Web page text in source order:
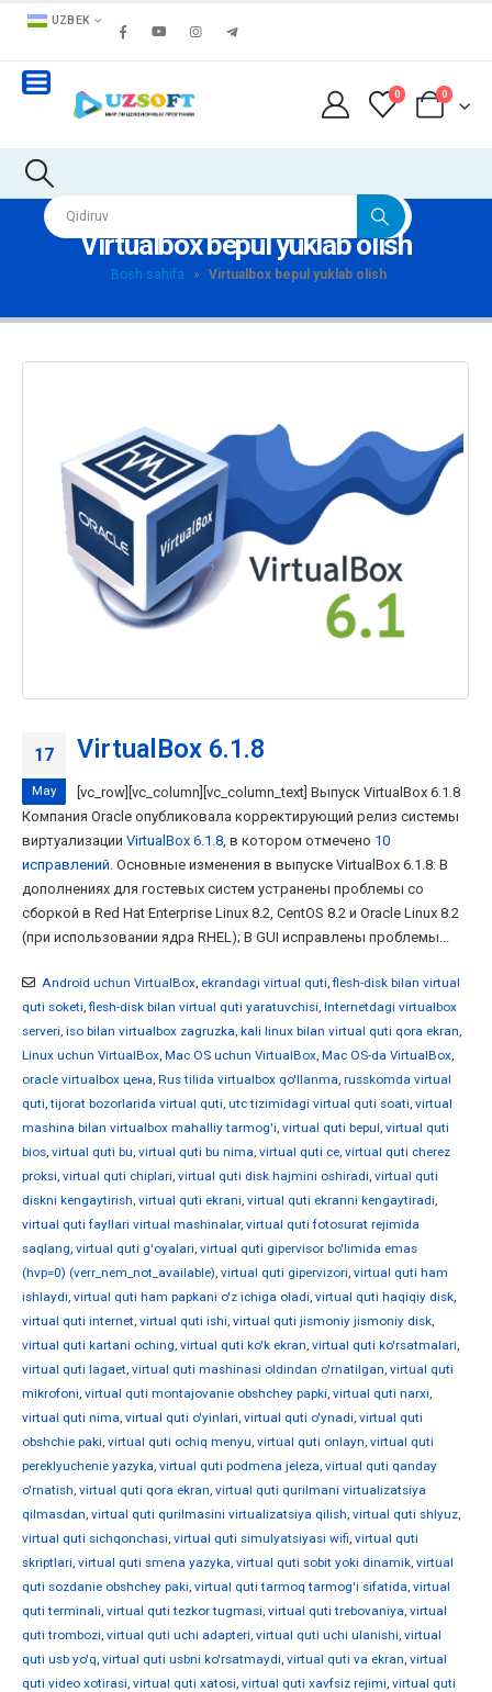
UZBEK
0 0
Virtualbox bepul yuklab olish
Bosh sahifa » Virtualbox bepul yuklab olish
17
May
VirtualBox 6.1.8
[vc_row][vc_column][vc_column_text] Выпуск VirtualBox 6.1.8
Компания Oracle опубликовала корректирующий релиз системы
виртуализации VirtualBox 6.1.8, в котором отмечено 10
исправлений. Основные изменения в выпуске VirtualBox 6.1.8: В
дополнениях для гостевых систем устранены проблемы со
сборкой в Red Hat Enterprise Linux 8.2, CentOS 8.2 и Oracle Linux 8.2
(при использовании ядра RHEL); В GUI исправлены проблемы...
Android uchun VirtualBox, ekrandagi virtual quti, flesh-disk bilan virtual
quti soketi, flesh-disk bilan virtual quti yaratuvchisi, Internetdagi virtualbox
serveri, iso bilan virtualbox zagruzka, kali linux bilan virtual quti qora ekran,
Linux uchun VirtualBox, Mac OS uchun VirtualBox, Mac OS-da VirtualBox,
oracle virtualbox цена, Rus tilida virtualbox qo'llanma, russkomda virtual
quti,tijorat bozorlarida virtual quti, utc tizimidagi virtual quti soati, virtual
mashina bilan virtualbox mahalliy tarmog'i, virtual quti bepul, virtual quti
bios, virtual quti bu, virtual quti bu nima, virtual quti ce, virtual quti cherez
proksi, virtual quti chiplari, virtual quti disk hajmini oshiradi, virtual quti
diskni kengaytirish, virtual quti ekrani, virtual quti ekranni kengaytiradi,
virtual quti fayllari virtual mashinalar, virtual quti fotosurat rejimida
saqlang, virtual quti g'oyalari, virtual quti gipervisor bo'limida emas
(hvp=0) (verr_nem_not_available), virtual quti gipervizori, virtual quti ham
ishlaydi, virtual quti ham papkani o'z ichiga oladi, virtual quti haqiqiy disk,
virtual quti internet, virtual quti ishi, virtual quti jismoniy jismoniy disk,
virtual quti kartani oching, virtual quti ko'k ekran, virtual quti ko'rsatmalari,
virtual quti lagaet, virtual quti mashinasi oldindan o'rnatilgan, virtual quti
mikrofoni, virtual quti montajovanie obshchey papki, virtual quti narxi,
virtual quti nima, virtual quti o'yinlari, virtual quti o'ynadi, virtual quti
obshchie paki, virtual quti ochiq menyu, virtual quti onlayn, virtual quti
pereklyuchenie yazyka, virtual quti podmena jeleza, virtual quti qanday
o'rnatish, virtual quti qora ekran, virtual quti qurilmani virtualizatsiya
qilmasdan, virtual quti qurilmasini virtualizatsiya qilish, virtual quti shlyuz,
virtual quti sichqonchasi, virtual quti simulyatsiyasi wifi, virtual quti
skriptlari, virtual quti smena yazyka, virtual quti sobit yoki dinamik, virtual
quti sozdanie obshchey paki, virtual quti tarmoq tarmog'i sifatida, virtual
quti terminali, virtual quti tezkor tugmasi, virtual quti trebovaniya, virtual
quti trombozi, virtual quti uchi adapteri, virtual quti uchi ulanishi, virtual
quti usb yo'q, virtual quti usbni ko'rsatmaydi, virtual quti va ekran, virtual
quti video xotirasi, virtual quti xatosi, virtual quti xavfsiz rejimi, virtual quti